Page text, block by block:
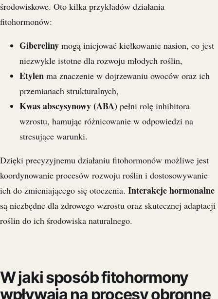
środowiskowe. Oto kilka przykładów działania
fitohormonów:
Gibereliny mogą inicjować kiełkowanie nasion, co jest
niezwykle istotne dla rozwoju młodych roślin,
Etylen ma znaczenie w dojrzewaniu owoców oraz ich
przemianach strukturalnych,
Kwas abscysynowy (ABA) pełni rolę inhibitora
wzrostu, hamując różnicowanie w odpowiedzi na
stresujące warunki.
Dzięki precyzyjnemu działaniu fitohormonów możliwe jest
koordynowanie procesów rozwoju roślin i dostosowywanie
ich do zmieniającego się otoczenia. Interakcje hormonalne
są niezbędne dla zdrowego wzrostu oraz skutecznej adaptacji
roślin do ich środowiska naturalnego.
W jaki sposób fitohormony
wpływają na procesy obronne